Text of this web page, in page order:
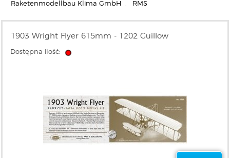
Raketenmodellbau Klima GmbH RMS
1903 Wright Flyer 615mm - 1202 Guillow
Dostępna ilość: